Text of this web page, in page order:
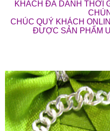
KHÁCH ĐÃ DÀNH THỜI
CHÚC QUÝ KHÁCH
ĐƯỢC SẢN PHẨM